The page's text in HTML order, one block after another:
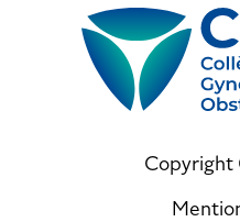
Copyright